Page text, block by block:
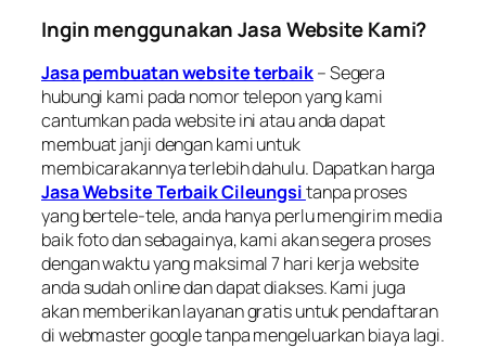
Ingin menggunakan Jasa Website Kami?
Jasa pembuatan website terbaik– Segera
hubungi kami pada nomor telepon yang kami
cantumkan pada website ini atau anda dapat
membuat janji dengan kami untuk
membicarakannya terlebih dahulu. Dapatkan harga
Jasa Website Terbaik Cileungsitanpa proses
yang bertele-tele, anda hanya perlu mengirim media
baik foto dan sebagainya, kami akan segera proses
dengan waktu yang maksimal 7 hari kerja website
anda sudahonlinedan dapat diakses. Kami juga
akan memberikan layanan gratis untuk pendaftaran
diwebmaster googletanpa mengeluarkan biaya lagi.